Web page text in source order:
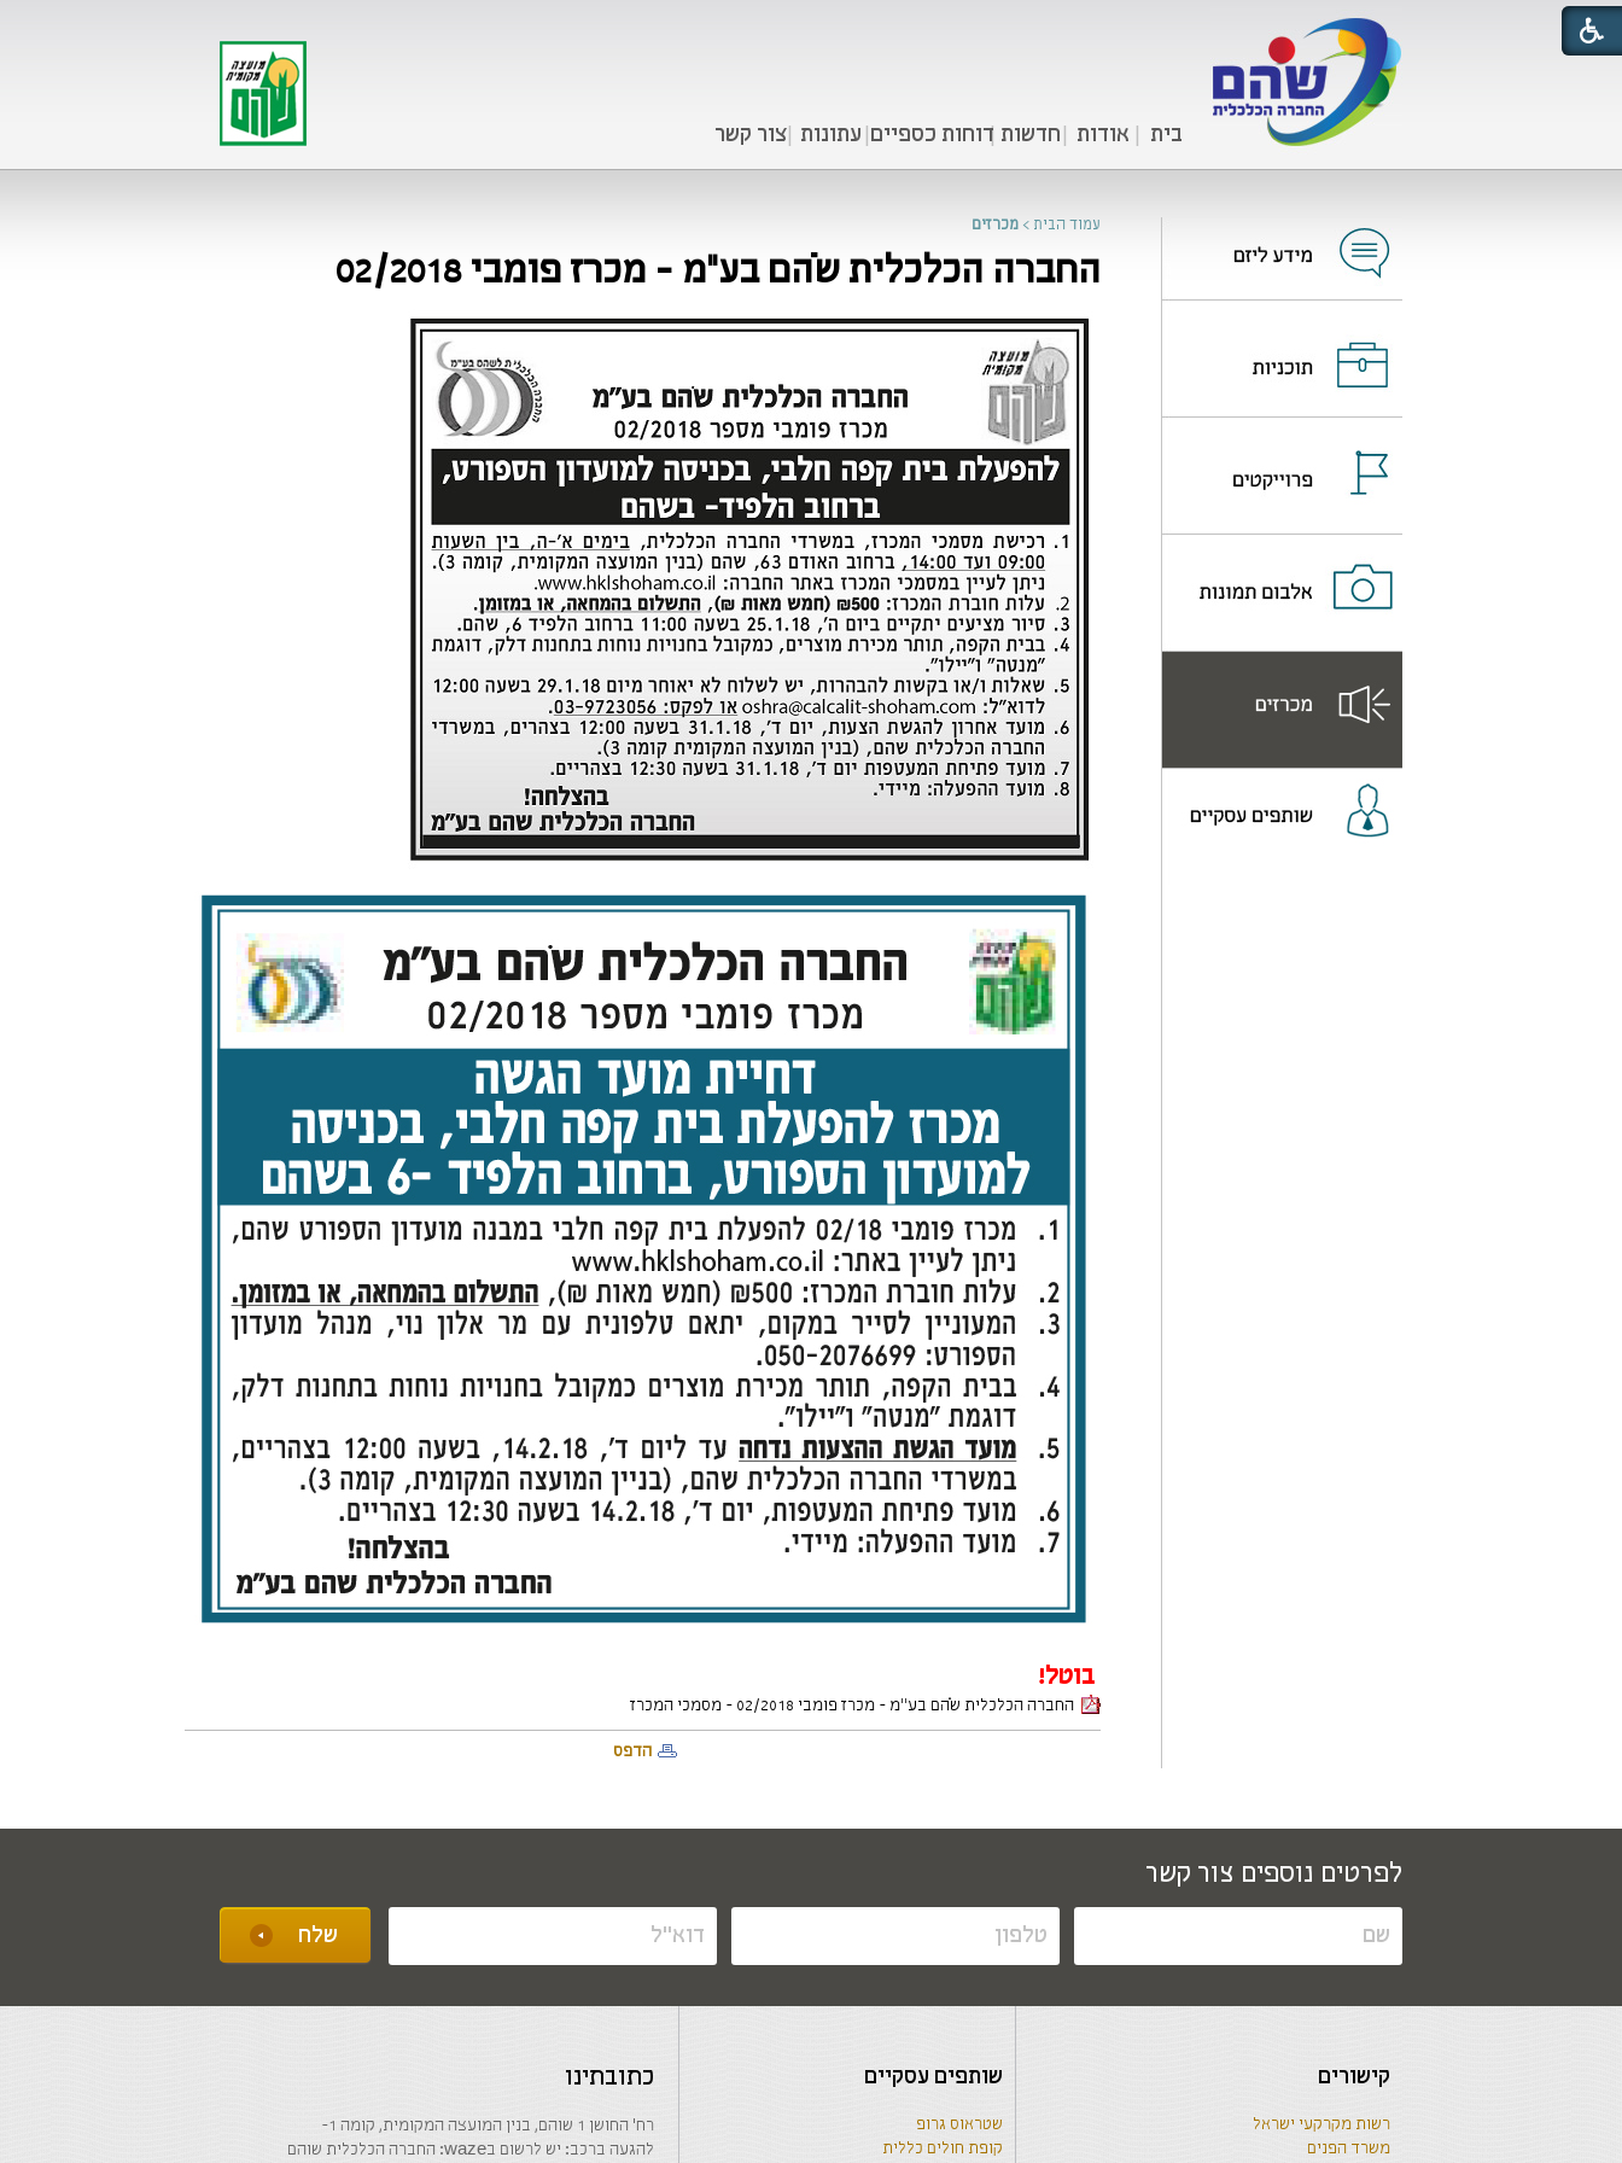
בית אודות חדשות דוחות כספיים עתונות צור קשר
עמוד הבית > מכרזים
החברה הכלכלית שֹהם בע"מ - מכרז פומבי 02/2018
בוטל!
החברה הכלכלית שֹהם בע"מ - מכרז פומבי 02/2018 - מסמכי המכרז
הדפס
לפרטים נוספים צור קשר
קישורים
רשות מקרקעי ישראל
משרד הפנים
שותפים עסקיים
שטראוס גרופ
קופת חולים כללית
כתובתינו
רח' החושן 1 שוהם, בנין המועצה המקומית, קומה 1-
להגעה ברכב: יש לרשום בwaze: החברה הכלכלית שוהם